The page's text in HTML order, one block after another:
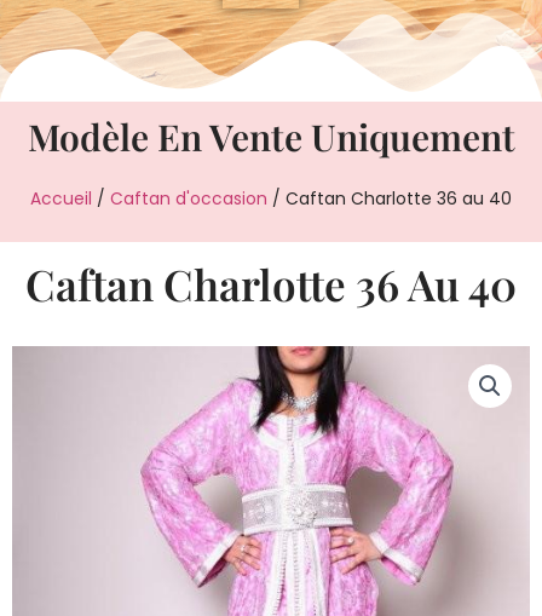
Modèle En Vente Uniquement
Accueil / Caftan d'occasion / Caftan Charlotte 36 au 40
Caftan Charlotte 36 Au 40